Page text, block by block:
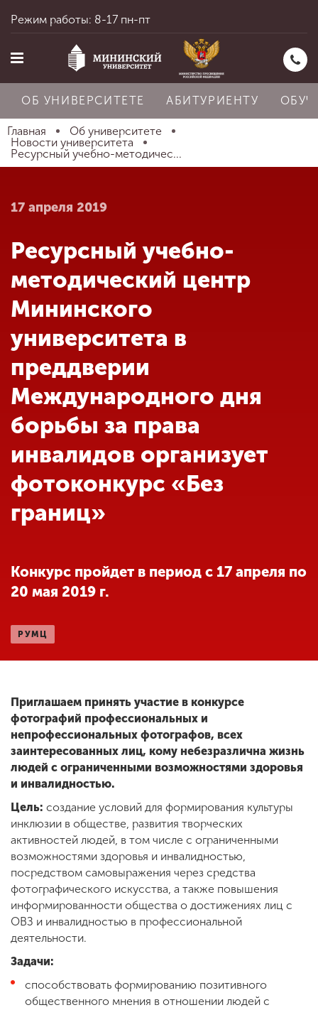
Главная
Абитуриенту
Обучение
Наука
Международная
деятельность
Другие виды
деятельности
Сведения об
организации
Приемная
комиссия
+7 (831) 262-26-20
Режим работы: 8-17 пн-пт
ОБ УНИВЕРСИТЕТЕ АБИТУРИЕНТУ
Главная
Об университете
Новости университета
Ресурсный учебно-методичес...
17 апреля 2019
Ресурсный учебно-
методический центр
Мининского
университета в
преддверии
Международного дня
борьбы за права
инвалидов организует
фотоконкурс «Без
границ»
Конкурс пройдет в период с 17 апреля по
20 мая 2019 г.
РУМЦ
Приглашаем принять участие в конкурсе
фотографий профессиональных и
непрофессиональных фотографов, всех
заинтересованных лиц, кому небезразлична жизнь
людей с ограниченными возможностями здоровья
и инвалидностью.
Цель: создание условий для формирования культуры
инклюзии в обществе, развития творческих
активностей людей, в том числе с ограниченными
возможностями здоровья и инвалидностью,
посредством самовыражения через средства
фотографического искусства, а также повышения
информированности общества о достижениях лиц с
ОВЗ и инвалидностью в профессиональной
деятельности.
Задачи:
способствовать формированию позитивного
общественного мнения в отношении людей с